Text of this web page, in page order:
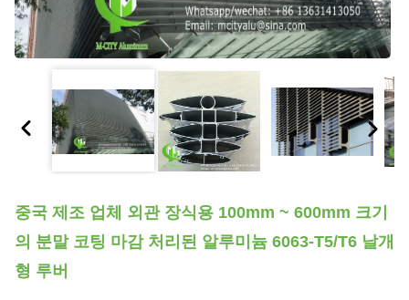
중국 제조 업체 외관 장식용 100mm ~ 600mm 크기
의 분말 코팅 마감 처리된 알루미늄 6063-T5/T6 날개
형 루버